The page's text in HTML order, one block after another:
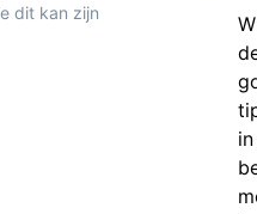
dit kan zijn
in